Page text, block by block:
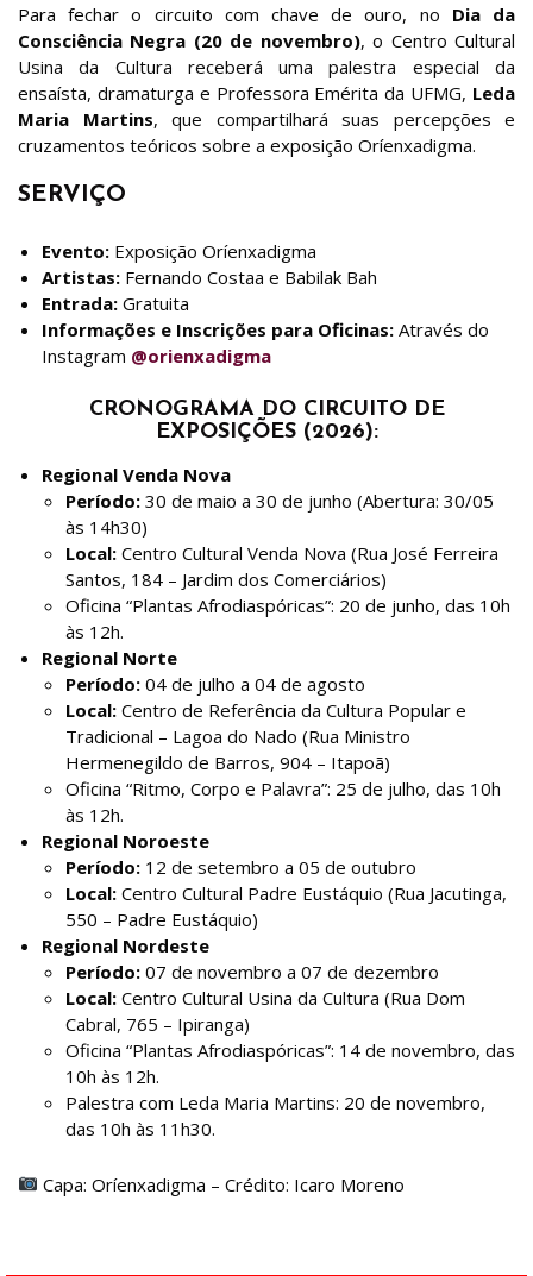
Para fechar o circuito com chave de ouro, no Dia da
Consciência Negra (20 de novembro), o Centro Cultural
Usina da Cultura receberá uma palestra especial da
ensaísta, dramaturga e Professora Emérita da UFMG, Leda
Maria Martins, que compartilhará suas percepções e
cruzamentos teóricos sobre a exposição Oríenxadigma.
SERVIÇO
Evento: Exposição Oríenxadigma
Artistas: Fernando Costaa e Babilak Bah
Entrada: Gratuita
Informações e Inscrições para Oficinas: Através do
Instagram @orienxadigma
CRONOGRAMA DO CIRCUITO DE
EXPOSIÇÕES (2026):
Regional Venda Nova
Período: 30 de maio a 30 de junho (Abertura: 30/05
às 14h30)
Local: Centro Cultural Venda Nova (Rua José Ferreira
Santos, 184 – Jardim dos Comerciários)
Oficina “Plantas Afrodiaspóricas”: 20 de junho, das 10h
às 12h.
Regional Norte
Período: 04 de julho a 04 de agosto
Local: Centro de Referência da Cultura Popular e
Tradicional – Lagoa do Nado (Rua Ministro
Hermenegildo de Barros, 904 – Itapoã)
Oficina “Ritmo, Corpo e Palavra”: 25 de julho, das 10h
às 12h.
Regional Noroeste
Período: 12 de setembro a 05 de outubro
Local: Centro Cultural Padre Eustáquio (Rua Jacutinga,
550 – Padre Eustáquio)
Regional Nordeste
Período: 07 de novembro a 07 de dezembro
Local: Centro Cultural Usina da Cultura (Rua Dom
Cabral, 765 – Ipiranga)
Oficina “Plantas Afrodiaspóricas”: 14 de novembro, das
10h às 12h.
Palestra com Leda Maria Martins: 20 de novembro,
das 10h às 11h30.
Capa: Oríenxadigma – Crédito: Icaro Moreno